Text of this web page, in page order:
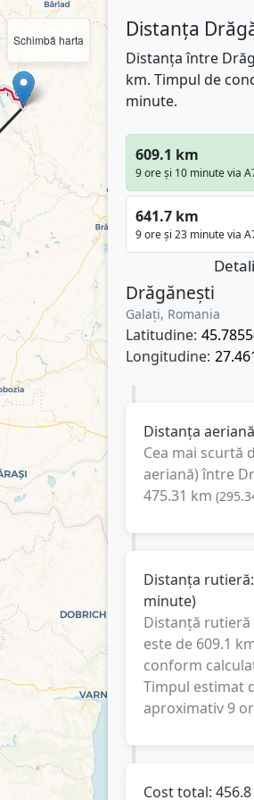
Schimbă harta Distanța
Distanța între
km. Timpul de
minute.
609.1 km
9 ore și 10 minute via
641.7 km
9 ore și 23 minute via
Drăgănești
Galați, Romania
Latitudine: 45.7855
Longitudine:
Distanța
Cea mai scurtă
aeriană) între
475.31 km (
Distanța rutieră:
minute)
Distanță
este de 609.1
conform
Timpul estimat
aproximativ 9
Cost total: 456.8